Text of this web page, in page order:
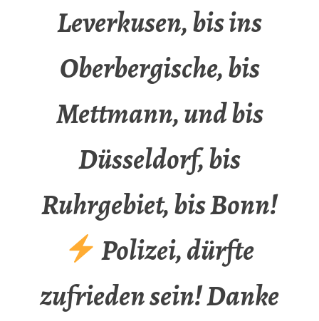
Leverkusen, bis ins
Oberbergische, bis
Mettmann, und bis
Düsseldorf, bis
Ruhrgebiet, bis Bonn!
Polizei, dürfte
zufrieden sein! Danke